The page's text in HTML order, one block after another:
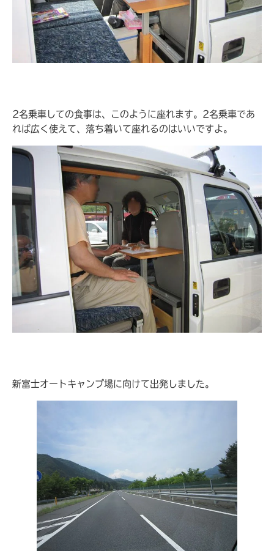
2名乗車しての食事は、このように座れます。2名乗車であ
れば広く使えて、落ち着いて座れるのはいいですよ。
新富士オートキャンプ場に向けて出発しました。